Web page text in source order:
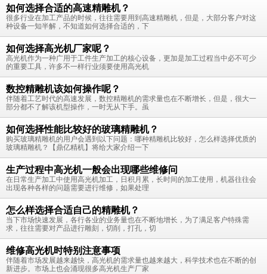
如何选择合适的高速精雕机？
很多行业在加工产品的时候，往往需要用到高速精雕机，但是，大部分客户对这
种设备一知半解，不知道如何选择合适的，下
如何选择高光机厂家呢？
高光机作为一种广用于工件生产加工的核心设备，更加是加工过程当中必不可少
的重要工具，许多不一样行业须要使用高光机
数控精雕机该如何操作呢？
伴随着工艺时代的高速发展，数控精雕机的需求量也在不断增长，但是，很大一
部分都不了解该机型操作，一时无从下手。虽
如何选择性能比较好的玻璃精雕机？
购买玻璃精雕机的用户会遇到以下问题：哪种精雕机比较好，怎么样选择优质的
玻璃精雕机？【鼎亿精机】将给大家介绍一下
生产过程中高光机一般会出现哪些维修问
在日常生产加工中使用高光机加工，日积月累，长时间的加工使用，机器往往会
出现各种各样的问题需要进行维修，如果处理
怎么样选择合适自己的精雕机？
当下市场快速发展，各行各业的业务量也在不断地增长，为了满足客户特殊需
求，往往需要对产品进行雕刻，切削，打孔，切
维修高光机时特别注意事项
伴随着市场发展越来越快，高光机的需求量也越来越大，科学技术也在不断的创
新进步。市场上也会涌现很多高光机生产厂家